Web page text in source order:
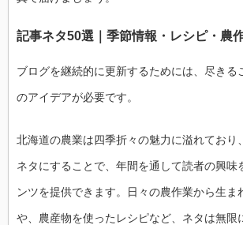
記事ネタ50選｜季節情報・レシピ・農
ブログを継続的に更新するためには、尽きる
のアイデアが必要です。
北海道の農業は四季折々の魅力に溢れており
ネタにすることで、年間を通して読者の興味
ンツを提供できます。日々の農作業から生ま
や、農産物を使ったレシピなど、ネタは無限